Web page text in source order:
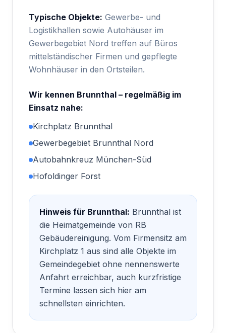
Typische Objekte: Gewerbe- und
Logistikhallen sowie Autohäuser im
Gewerbegebiet Nord treffen auf Büros
mittelständischer Firmen und gepflegte
Wohnhäuser in den Ortsteilen.
Wir kennen Brunnthal – regelmäßig im
Einsatz nahe:
Kirchplatz Brunnthal
Gewerbegebiet Brunnthal Nord
Autobahnkreuz München-Süd
Hofoldinger Forst
Hinweis für Brunnthal: Brunnthal ist
die Heimatgemeinde von RB
Gebäudereinigung. Vom Firmensitz am
Kirchplatz 1 aus sind alle Objekte im
Gemeindegebiet ohne nennenswerte
Anfahrt erreichbar, auch kurzfristige
Termine lassen sich hier am
schnellsten einrichten.